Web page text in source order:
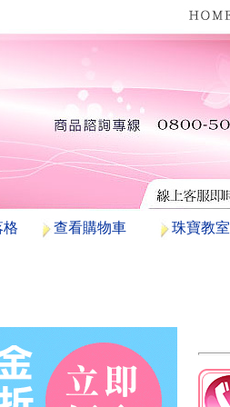
格 查看購物車 珠寶教室